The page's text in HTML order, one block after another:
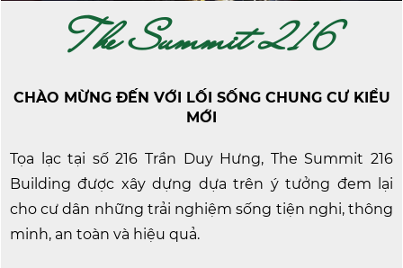
TheSummit 216
CHÀO MỪNG ĐẾN VỚI LỐI SỐNG CHUNG CƯ KIỂU
MỚI
Tọa lạc tại số 216 Trần Duy Hưng, The Summit 216
Building được xây dựng dựa trên ý tưởng đem lại
cho cư dân những trải nghiệm sống tiện nghi, thông
minh, an toàn và hiệu quả.